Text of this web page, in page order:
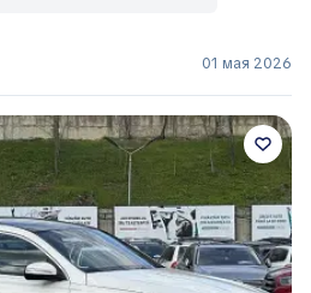
01 мая 2026